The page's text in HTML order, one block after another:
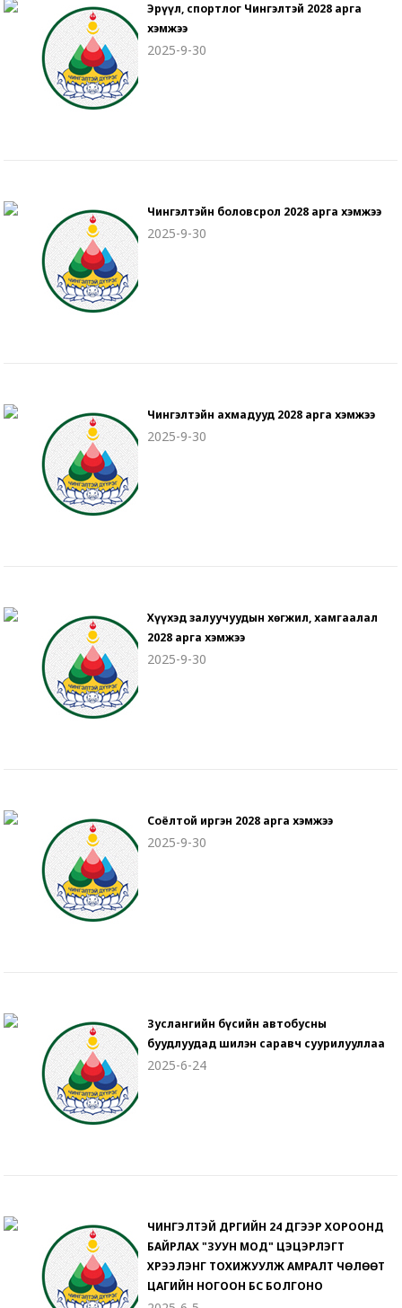
Эрүүл, спортлог Чингэлтэй 2028 арга
хэмжээ
2025-9-30
Чингэлтэйн боловсрол 2028 арга хэмжээ
2025-9-30
Чингэлтэйн ахмадууд 2028 арга хэмжээ
2025-9-30
Хүүхэд залуучуудын хөгжил, хамгаалал
2028 арга хэмжээ
2025-9-30
Соёлтой иргэн 2028 арга хэмжээ
2025-9-30
Зуслангийн бүсийн автобусны
буудлуудад шилэн саравч суурилууллаа
2025-6-24
ЧИНГЭЛТЭЙ ДҮҮРГИЙН 24 ДҮГЭЭР ХОРООНД
БАЙРЛАХ "ЗУУН МОД" ЦЭЦЭРЛЭГТ
ХҮРЭЭЛЭНГ ТОХИЖУУЛЖ АМРАЛТ ЧӨЛӨӨТ
ЦАГИЙН НОГООН БҮС БОЛГОНО